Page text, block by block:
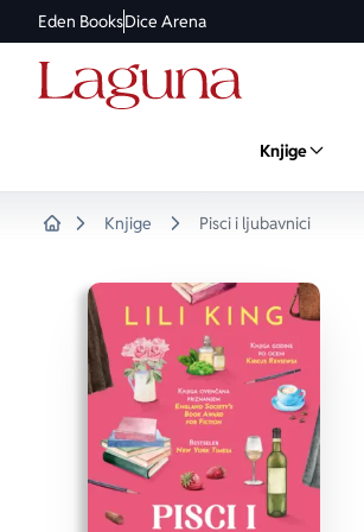
Eden BooksDice Arena
Knjige
Knjige Pisci i ljubavnici